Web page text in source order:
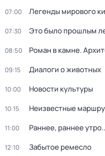
07:00 Легенды мирового
07:30 Это было прошлым
08:50 Роман в камне.
09:15 Диалоги о животных
10:00 Новости культуры
10:15 Неизвестные
11:00 Раннее, раннее
12:10 Забытое ремесло